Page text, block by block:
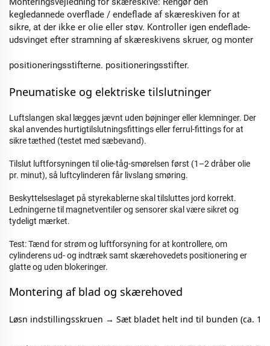
kegledannede overflade / endeflade af skæreskiven for at
sikre, at der ikke er olie eller støv. Kontroller igen endeflade-
udsvinget efter stramning af skæreskivens skruer, og monter
positioneringsstifterne. positioneringsstifter.
Pneumatiske og elektriske tilslutninger
Luftslangen skal lægges jævnt uden bøjninger eller klemninger. Der
skal anvendes hurtigtilslutningsfittings eller ferrul-fittings for at
sikre tæthed (testet med sæbevand).
Tilslut luftforsyningen til olie-tåg-smørelsen først (1–2 dråber olie
pr. minut), så luftcylinderen får livslang smøring.
Beskyttelseslaget på styrekablerne skal tilsluttes jord korrekt.
Ledningerne til magnetventiler og sensorer skal være sikret og
tydeligt mærket.
Test: Tænd for strøm og luftforsyning for at kontrollere, om
cylinderens ud- og indtræk samt skærehovedets positionering er
glatte og uden blokeringer.
Montering af blad og skærehoved
Løsn indstillingsskruen → Sæt bladet helt ind til bunden (ca.